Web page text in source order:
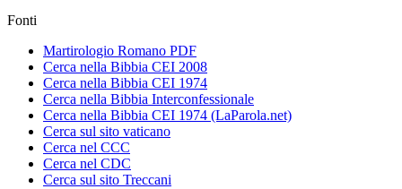
Fonti
Martirologio Romano PDF
Cerca nella Bibbia CEI 2008
Cerca nella Bibbia CEI 1974
Cerca nella Bibbia Interconfessionale
Cerca nella Bibbia CEI 1974 (LaParola.net)
Cerca sul sito vaticano
Cerca nel CCC
Cerca nel CDC
Cerca sul sito Treccani